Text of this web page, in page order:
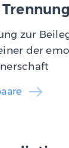
zur
der